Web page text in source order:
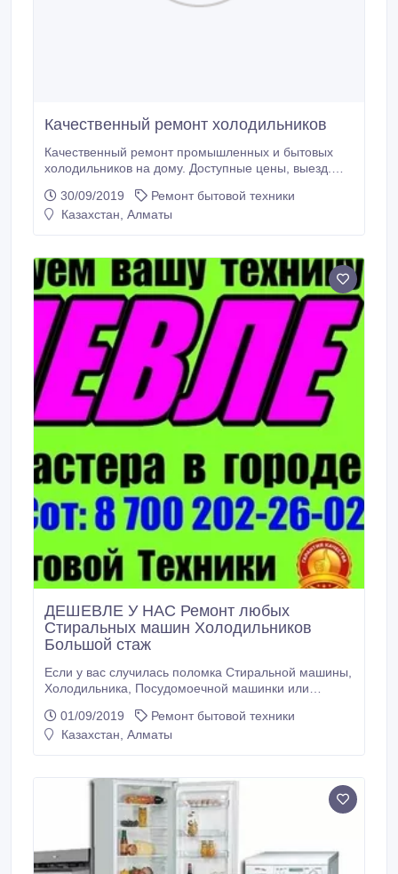
Качественный ремонт холодильников
Качественный ремонт промышленных и бытовых
холодильников на дому. Доступные цены, выезд.
30/09/2019
Ремонт бытовой техники
Казахстан, Алматы
ДЕШЕВЛЕ У НАС Ремонт любых
Стиральных машин Холодильников
Большой стаж
Если у вас случилась поломка Стиральной машины,
Холодильника, Посудомоечной машинки или
квалифицированный специалист, который
НЕДОРОГО и быстро устранит неисправность.
сложности, аккуратно и максимально быстро, с
предоставлением официальной ГАРАНТИИ, сроком
01/09/2019
Ремонт бытовой техники
Казахстан, Алматы